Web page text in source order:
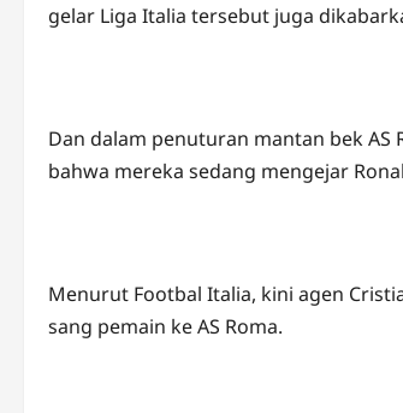
gelar Liga Italia tersebut juga
Dan dalam penuturan mantan bek
bahwa mereka sedang mengejar
Menurut Footbal Italia, kini agen
sang pemain ke AS Roma.